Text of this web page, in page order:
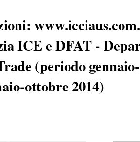
ICE e DFAT -
(periodo
ottobre 2014)